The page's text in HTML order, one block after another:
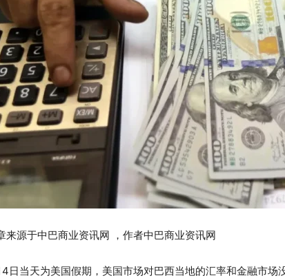
来源于中巴商业资讯网 ，作者中巴商业资讯网
日当天为美国假期，美国市场对巴西当地的汇率和金融市场